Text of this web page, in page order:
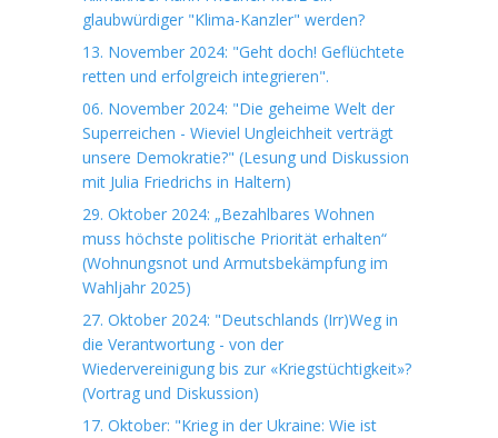
glaubwürdiger "Klima-Kanzler" werden?
13. November 2024: "Geht doch! Geflüchtete
retten und erfolgreich integrieren".
06. November 2024: "Die geheime Welt der
Superreichen - Wieviel Ungleichheit verträgt
unsere Demokratie?" (Lesung und Diskussion
mit Julia Friedrichs in Haltern)
29. Oktober 2024: „Bezahlbares Wohnen
muss höchste politische Priorität erhalten“
(Wohnungsnot und Armutsbekämpfung im
Wahljahr 2025)
27. Oktober 2024: "Deutschlands (Irr)Weg in
die Verantwortung - von der
Wiedervereinigung bis zur «Kriegstüchtigkeit»?
(Vortrag und Diskussion)
17. Oktober: "Krieg in der Ukraine: Wie ist